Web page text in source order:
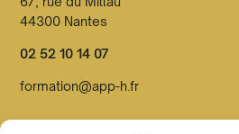
44300 Nantes
02 52 10 14 07
formation@app-h.fr